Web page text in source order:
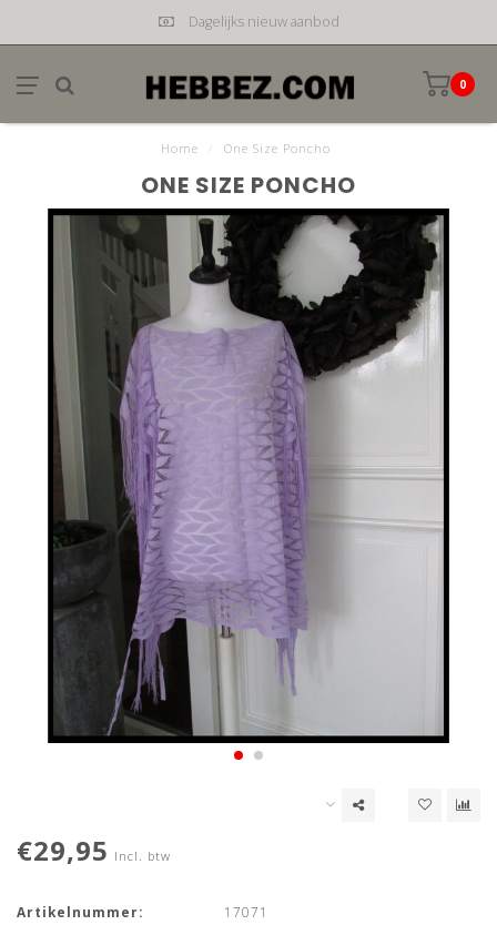
Dagelijks nieuw aanbod
0
Home One Size Poncho
ONE SIZE PONCHO
€29,95 Incl. btw
Artikelnummer: 17071